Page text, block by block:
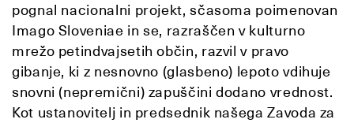
pognal nacionalni projekt, sčasoma poimenovan
Imago Sloveniae in se, razraščen v kulturno
mrežo petindvajsetih občin, razvil v pravo
gibanje, ki z nesnovno (glasbeno) lepoto vdihuje
snovni (nepremični) zapuščini dodano vrednost.
Kot ustanovitelj in predsednik našega Zavoda za